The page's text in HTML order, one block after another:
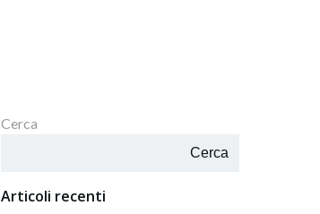
Cerca
Cerca
Articoli recenti